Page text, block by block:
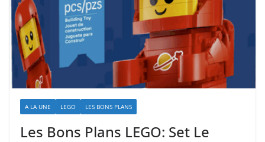
A LA UNE LEGO LES BONS PLANS
Les Bons Plans LEGO: Set Le